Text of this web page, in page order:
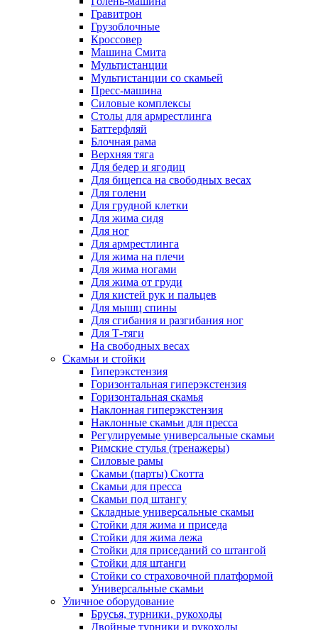
Гравитрон
Грузоблочные
Кроссовер
Машина Смита
Мультистанции
Мультистанции со скамьей
Пресс-машина
Силовые комплексы
Столы для армрестлинга
Баттерфляй
Блочная рама
Верхняя тяга
Для бедер и ягодиц
Для бицепса на свободных весах
Для голени
Для грудной клетки
Для жима сидя
Для ног
Для армрестлинга
Для жима на плечи
Для жима ногами
Для жима от груди
Для кистей рук и пальцев
Для мышц спины
Для сгибания и разгибания ног
Для Т-тяги
На свободных весах
Скамьи и стойки
Гиперэкстензия
Горизонтальная гиперэкстензия
Горизонтальная скамья
Наклонная гиперэкстензия
Наклонные скамьи для пресса
Регулируемые универсальные скамьи
Римские стулья (тренажеры)
Силовые рамы
Скамьи (парты) Скотта
Скамьи для пресса
Скамьи под штангу
Складные универсальные скамьи
Стойки для жима и приседа
Стойки для жима лежа
Стойки для приседаний со штангой
Стойки для штанги
Стойки со страховочной платформой
Универсальные скамьи
Уличное оборудование
Брусья, турники, рукоходы
Двойные турники и рукоходы